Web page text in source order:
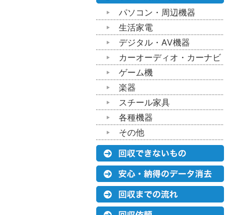
パソコン・周辺機器
生活家電
デジタル・AV機器
カーオーディオ・カーナビ
ゲーム機
楽器
スチール家具
各種機器
その他